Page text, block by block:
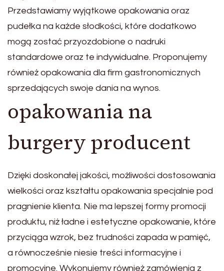
Przedstawiamy wyjątkowe opakowania oraz
pudełka na każde słodkości, które dodatkowo
mogą zostać przyozdobione o nadruki
standardowe oraz te indywidualne. Proponujemy
również opakowania dla firm gastronomicznych
sprzedających swoje dania na wynos.
opakowania na
burgery producent
Dzięki doskonałej jakości, możliwości dostosowania
wielkości oraz kształtu opakowania specjalnie pod
pragnienie klienta. Nie ma lepszej formy promocji
produktu, niż ładne i estetyczne opakowanie, które
przyciąga wzrok, bez trudności zapada w pamięć,
a równocześnie niesie treści informacyjne i
promocyjne. Wykonujemy również zamówienia z